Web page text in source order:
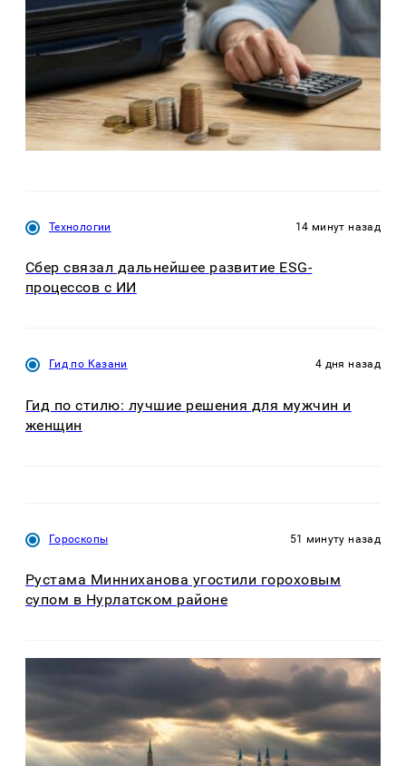
Технологии 14 минут назад
Сбер связал дальнейшее развитие ESG-
процессов с ИИ
Гид по Казани 4 дня назад
Гид по стилю: лучшие решения для мужчин и
женщин
Гороскопы 51 минуту назад
Рустама Минниханова угостили гороховым
супом в Нурлатском районе